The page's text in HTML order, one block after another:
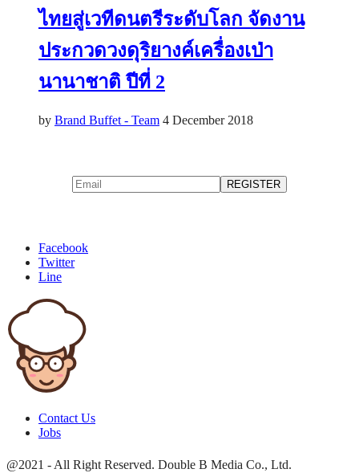
ไทยสู่เวทีดนตรีระดับโลก จัดงาน
ประกวดวงดุริยางค์เครื่องเป่า
นานาชาติ ปีที่ 2
by Brand Buffet - Team 4 December 2018
Facebook
Twitter
Line
Contact Us
Jobs
@2021 - All Right Reserved. Double B Media Co., Ltd.